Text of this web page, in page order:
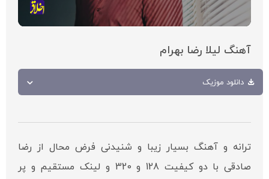
آهنگ لیلا رضا بهرام
دانلود موزیک
ترانه و آهنگ بسیار زیبا و شنیدنی فرض محال از رضا
صادقی با دو کیفیت 128 و 320 و لینک مستقیم و پر